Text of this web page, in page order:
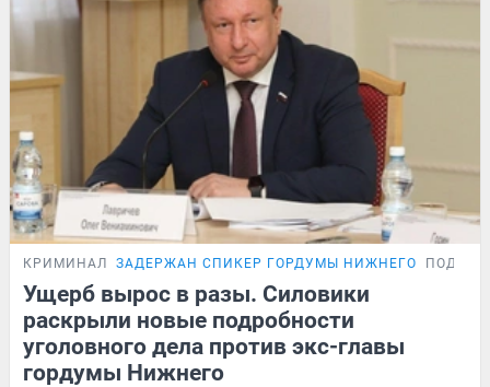
КРИМИНАЛ ЗАДЕРЖАН СПИКЕР ГОРДУМЫ НИЖНЕГО
Ущерб вырос в разы. Силовики
раскрыли новые подробности
уголовного дела против экс-главы
гордумы Нижнего